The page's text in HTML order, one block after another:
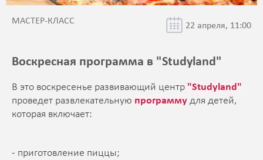
МАСТЕР-КЛАСС 22 апреля, 11:00
Воскресная программа в "Studyland"
В это воскресенье развивающий центр "Studyland"
проведет развлекательную программу для детей,
которая включает:
- приготовление пиццы;